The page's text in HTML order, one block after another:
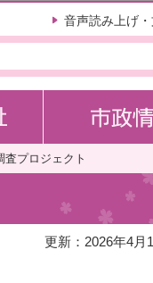
音声読み上げ
査プロジェクト
更新：2026年4月